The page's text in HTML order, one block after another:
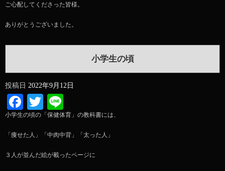
ご心配してくださった皆様。
ありがとうございました。
小学生の頃
投稿日 2022年9月12日
Facebook
Twitter
小学生の頃の「保健体育」の教科書には、
「痩せた人」「中肉中背」「太った人」
３人が並んだ絵が載ったページに